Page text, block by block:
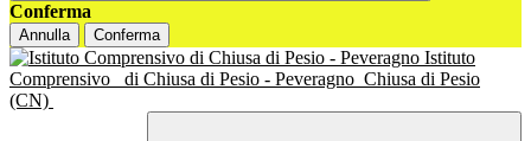
Conferma
Annulla Conferma
Istituto
Comprensivo
di Chiusa di Pesio - Peveragno Chiusa di Pesio
(CN)